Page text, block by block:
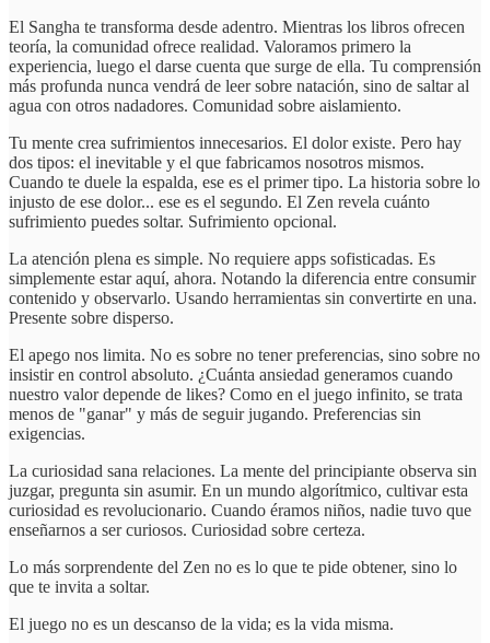
El Sangha te transforma desde adentro. Mientras los libros ofrecen
teoría, la comunidad ofrece realidad. Valoramos primero la
experiencia, luego el darse cuenta que surge de ella. Tu comprensión
más profunda nunca vendrá de leer sobre natación, sino de saltar al
agua con otros nadadores. Comunidad sobre aislamiento.
Tu mente crea sufrimientos innecesarios. El dolor existe. Pero hay
dos tipos: el inevitable y el que fabricamos nosotros mismos.
Cuando te duele la espalda, ese es el primer tipo. La historia sobre lo
injusto de ese dolor... ese es el segundo. El Zen revela cuánto
sufrimiento puedes soltar. Sufrimiento opcional.
La atención plena es simple. No requiere apps sofisticadas. Es
simplemente estar aquí, ahora. Notando la diferencia entre consumir
contenido y observarlo. Usando herramientas sin convertirte en una.
Presente sobre disperso.
El apego nos limita. No es sobre no tener preferencias, sino sobre no
insistir en control absoluto. ¿Cuánta ansiedad generamos cuando
nuestro valor depende de likes? Como en el juego infinito, se trata
menos de "ganar" y más de seguir jugando. Preferencias sin
exigencias.
La curiosidad sana relaciones. La mente del principiante observa sin
juzgar, pregunta sin asumir. En un mundo algorítmico, cultivar esta
curiosidad es revolucionario. Cuando éramos niños, nadie tuvo que
enseñarnos a ser curiosos. Curiosidad sobre certeza.
Lo más sorprendente del Zen no es lo que te pide obtener, sino lo
que te invita a soltar.
El juego no es un descanso de la vida; es la vida misma.